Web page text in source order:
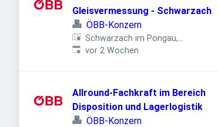
Gleisvermessung - Schwarzach
ÖBB-Konzern
Schwarzach im Pongau,
Österreich
Veröffentlicht:
vor 2 Wochen
Allround-Fachkraft im Bereich
Disposition und Lagerlogistik
ÖBB-Konzern